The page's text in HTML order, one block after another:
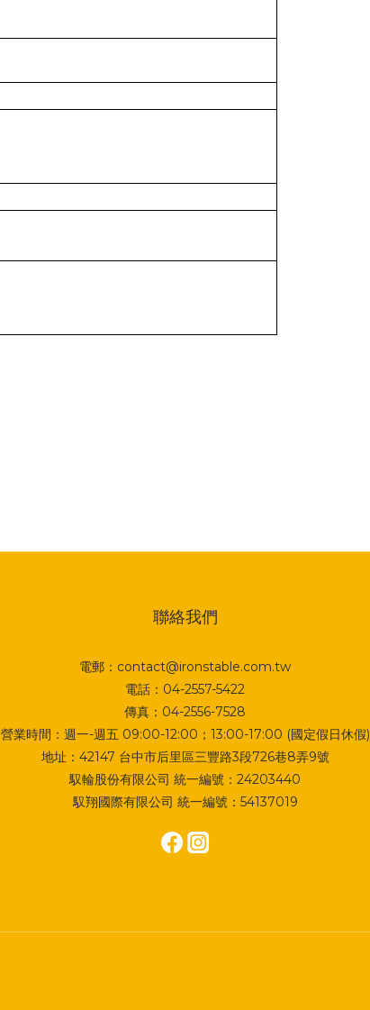
聯絡我們
電郵：contact@ironstable.com.tw
電話：04-2557-5422
傳真：04-2556-7528
營業時間：週一-週五 09:00-12:00；13:00-17:00 (國定假日休假)
地址： 42147 台中市后里區三豐路3段726巷8弄9號
馭輪股份有限公司 統一編號：24203440
馭翔國際有限公司 統一編號：54137019